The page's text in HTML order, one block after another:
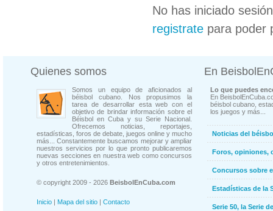
No has iniciado
registrate para poder
Quienes somos
Somos un equipo de aficionados al
béisbol cubano. Nos propusimos la
tarea de desarrollar esta web con el
objetivo de brindar información sobre el
Béisbol en Cuba y su Serie Nacional.
Ofrecemos noticias, reportajes,
estadísticas, foros de debate, juegos online y mucho
más... Constantemente buscamos mejorar y ampliar
nuestros servicios por lo que pronto publicaremos
nuevas secciones en nuestra web como concursos
y otros entretenimientos.
© copyright 2009 - 2026 BeisbolEnCuba.com
Inicio | Mapa del sitio | Contacto
En
Lo que puedes
En
béisbol cubano,
los juegos y más...
Noticias del
Foros, opiniones,
Concursos sobre
Estadísticas de la
Serie 50, la Serie